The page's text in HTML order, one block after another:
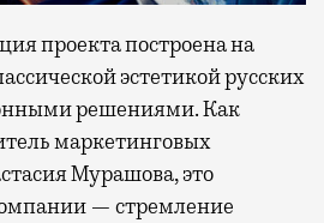
проекта построена на
эстетикой русских
решениями. Как
маркетинговых
Мурашова, это
— стремление